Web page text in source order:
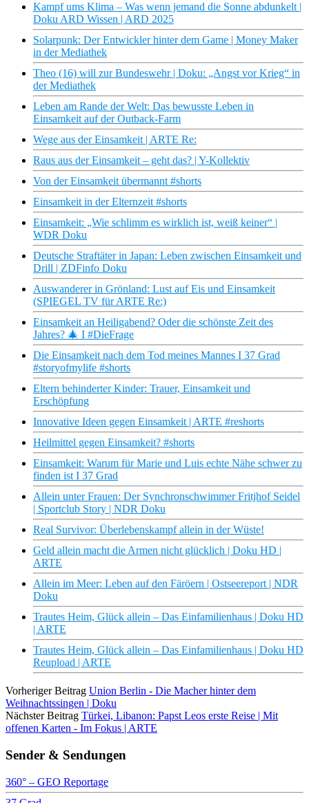
Kampf ums Klima – Was wenn jemand die Sonne abdunkelt |
Doku ARD Wissen | ARD 2025
Solarpunk: Der Entwickler hinter dem Game | Money Maker
in der Mediathek
Theo (16) will zur Bundeswehr | Doku: „Angst vor Krieg“ in
der Mediathek
Leben am Rande der Welt: Das bewusste Leben in
Einsamkeit auf der Outback-Farm
Wege aus der Einsamkeit | ARTE Re:
Raus aus der Einsamkeit – geht das? | Y-Kollektiv
Von der Einsamkeit übermannt #shorts
Einsamkeit in der Elternzeit #shorts
Einsamkeit: „Wie schlimm es wirklich ist, weiß keiner“ |
WDR Doku
Deutsche Straftäter in Japan: Leben zwischen Einsamkeit und
Drill | ZDFinfo Doku
Auswanderer in Grönland: Lust auf Eis und Einsamkeit
(SPIEGEL TV für ARTE Re:)
Einsamkeit an Heiligabend? Oder die schönste Zeit des
Jahres? 🎄 I #DieFrage
Die Einsamkeit nach dem Tod meines Mannes I 37 Grad
#storyofmylife #shorts
Eltern behinderter Kinder: Trauer, Einsamkeit und
Erschöpfung
Innovative Ideen gegen Einsamkeit | ARTE #reshorts
Heilmittel gegen Einsamkeit? #shorts
Einsamkeit: Warum für Marie und Luis echte Nähe schwer zu
finden ist I 37 Grad
Allein unter Frauen: Der Synchronschwimmer Fritjhof Seidel
| Sportclub Story | NDR Doku
Real Survivor: Überlebenskampf allein in der Wüste!
Geld allein macht die Armen nicht glücklich | Doku HD |
ARTE
Allein im Meer: Leben auf den Färöern | Ostseereport | NDR
Doku
Trautes Heim, Glück allein – Das Einfamilienhaus | Doku HD
| ARTE
Trautes Heim, Glück allein – Das Einfamilienhaus | Doku HD
Reupload | ARTE
Vorheriger Beitrag Union Berlin - Die Macher hinter dem
Weihnachtssingen | Doku
Nächster Beitrag Türkei, Libanon: Papst Leos erste Reise | Mit
offenen Karten - Im Fokus | ARTE
Sender & Sendungen
360° – GEO Reportage